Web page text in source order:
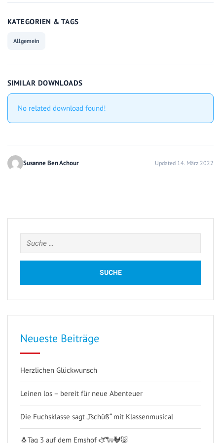
KATEGORIEN & TAGS
Allgemein
SIMILAR DOWNLOADS
No related download found!
Susanne Ben Achour Updated 14. März 2022
Suche
nach:
Neueste Beiträge
Herzlichen Glückwunsch
Leinen los – bereit für neue Abenteuer
Die Fuchsklasse sagt „Tschüß“ mit Klassenmusical
🐧Tag 3 auf dem Emshof 🫏🐑🐓🐷